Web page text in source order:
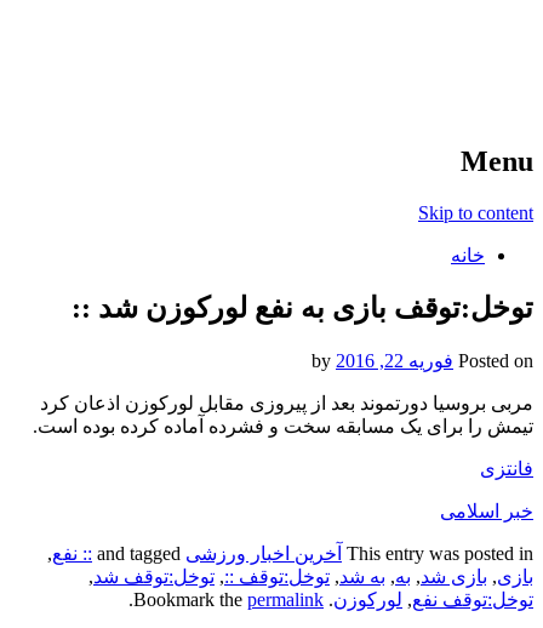
Menu
Skip to content
خانه
توخل:توقف بازی به نفع لورکوزن شد ::
Posted on فوریه 22, 2016
مربی بروسیا دورتموند بعد از پیروزی مقابل لورکوزن اذعان کرد
تیمش را برای یک مسابقه سخت و فشرده آماده کرده بوده است.
فانتزی
خبر اسلامی
This entry was posted in آخرین اخبار ورزشی :: نفع,
بازی, بازی شد, به, به شد, توخل:توقف ::, توخل:توقف شد,
توخل:توقف نفع, لورکوزن. Bookmark the
permalink
.